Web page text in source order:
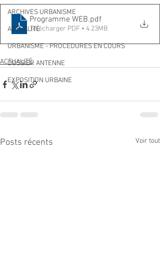
ARCHIVES URBANISME
ACTUALITÉ
URBANISME - PROCEDURES EN COURS
DOSSIER ANTENNE
EXPOSITION URBAINE
Programme WEB.pdf
Télécharger PDF • 4.23MB
ACTUALITÉ
Posts récents Voir tout